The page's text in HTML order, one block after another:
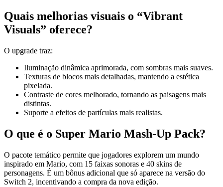
Quais melhorias visuais o “Vibrant
Visuals” oferece?
O upgrade traz:
Iluminação dinâmica aprimorada, com sombras mais suaves.
Texturas de blocos mais detalhadas, mantendo a estética
pixelada.
Contraste de cores melhorado, tornando as paisagens mais
distintas.
Suporte a efeitos de partículas mais realistas.
O que é o Super Mario Mash‑Up Pack?
O pacote temático permite que jogadores explorem um mundo
inspirado em Mario, com 15 faixas sonoras e 40 skins de
personagens. É um bônus adicional que só aparece na versão do
Switch 2, incentivando a compra da nova edição.